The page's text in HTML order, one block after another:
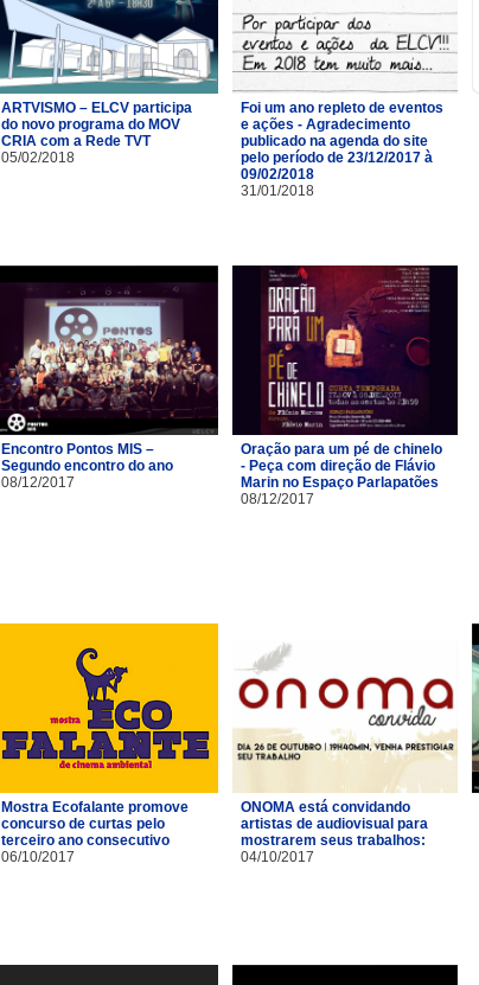
ARTVISMO – ELCV participa
do novo programa do MOV
CRIA com a Rede TVT
05/02/2018
Foi um ano repleto de eventos
e ações - Agradecimento
publicado na agenda do site
pelo período de 23/12/2017 à
09/02/2018
31/01/2018
Encontro Pontos MIS –
Segundo encontro do ano
08/12/2017
Oração para um pé de chinelo
- Peça com direção de Flávio
Marin no Espaço Parlapatões
08/12/2017
Mostra Ecofalante promove
concurso de curtas pelo
terceiro ano consecutivo
06/10/2017
ONOMA está convidando
artistas de audiovisual para
mostrarem seus trabalhos:
04/10/2017